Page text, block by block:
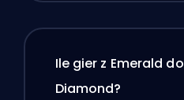
Ile gier z Emerald do
Diamond?